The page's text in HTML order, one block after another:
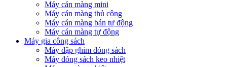
Máy cán màng mini
Máy cán màng thủ công
Máy cán màng bán tự động
Máy cán màng tự động
Máy gia công sách
Máy dập ghim đóng sách
Máy đóng sách keo nhiệt